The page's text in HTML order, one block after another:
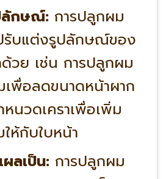
ลักษณ์:การปลูกผม
รับแต่งรูปลักษณ์ของ
วย เช่น การปลูกผม
เพื่อลดขนาดหน้าผาก
นวดเคราเพื่อเพิ่ม
ห้กับใบหน้า
ลเป็น:การปลูกผม